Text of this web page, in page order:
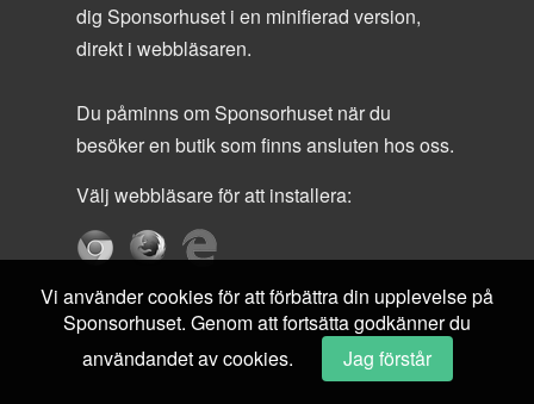
dig Sponsorhuset i en minifierad version,
direkt i webbläsaren.
Du påminns om Sponsorhuset när du
besöker en butik som finns ansluten hos oss.
Välj webbläsare för att installera:
Vi använder cookies för att förbättra din upplevelse på
Sponsorhuset. Genom att fortsätta godkänner du
användandet av cookies.
Jag förstår